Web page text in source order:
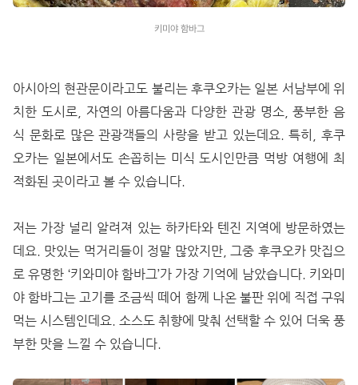
키미야 함바그
아시아의 현관문이라고도 불리는 후쿠오카는 일본 서남부에 위
치한 도시로, 자연의 아름다움과 다양한 관광 명소, 풍부한 음
식 문화로 많은 관광객들의 사랑을 받고 있는데요. 특히, 후쿠
오카는 일본에서도 손꼽히는 미식 도시인만큼 먹방 여행에 최
적화된 곳이라고 볼 수 있습니다.
저는 가장 널리 알려져 있는 하카타와 텐진 지역에 방문하였는
데요. 맛있는 먹거리들이 정말 많았지만, 그중 후쿠오카 맛집으
로 유명한 ‘키와미야 함바그’가 가장 기억에 남았습니다. 키와미
야 함바그는 고기를 조금씩 떼어 함께 나온 불판 위에 직접 구워
먹는 시스템인데요. 소스도 취향에 맞춰 선택할 수 있어 더욱 풍
부한 맛을 느낄 수 있습니다.